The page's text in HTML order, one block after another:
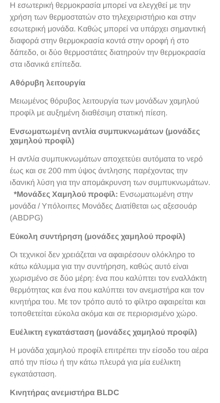
Η εσωτερική θερμοκρασία μπορεί να ελεγχθεί με την
χρήση των θερμοστατών στο τηλεχειριστήριο και στην
εσωτερική μονάδα. Καθώς μπορεί να υπάρχει σημαντική
διαφορά στην θερμοκρασία κοντά στην οροφή ή στο
δάπεδο, οι δύο θερμοστάτες διατηρούν την θερμοκρασία
στα ιδανικά επίπεδα.
Αθόρυβη λειτουργία
Μειωμένος θόρυβος λειτουργία των μονάδων χαμηλού
προφίλ με αυξημένη διαθέσιμη στατική πίεση.
Ενσωματωμένη αντλία συμπυκνωμάτων (μονάδες
χαμηλού προφίλ)
Η αντλία συμπυκνωμάτων αποχετεύει αυτόματα το νερό
έως και σε 200 mm ύψος άντλησης παρέχοντας την
ιδανική λύση για την απομάκρυνση των συμπυκνωμάτων.
*Μονάδες Χαμηλού προφίλ: Ενσωματωμένη στην
μονάδα / Υπόλοιπες Μονάδες Διατίθεται ως αξεσουάρ
(ABDPG)
Εύκολη συντήρηση (μονάδες χαμηλού προφίλ)
Οι τεχνικοί δεν χρειάζεται να αφαιρέσουν ολόκληρο το
κάτω κάλυμμα για την συντήρηση, καθώς αυτό είναι
χωρισμένο σε δύο μέρη: ένα που καλύπτει τον εναλλάκτη
θερμότητας και ένα που καλύπτει τον ανεμιστήρα και τον
κινητήρα του. Με τον τρόπο αυτό το φίλτρο αφαιρείται και
τοποθετείται εύκολα ακόμα και σε περιορισμένο χώρο.
Ευέλικτη εγκατάσταση (μονάδες χαμηλού προφίλ)
Η μονάδα χαμηλού προφίλ επιτρέπει την είσοδο του αέρα
από την πίσω ή την κάτω πλευρά για μία ευέλικτη
εγκατάσταση.
Κινητήρας ανεμιστήρα BLDC